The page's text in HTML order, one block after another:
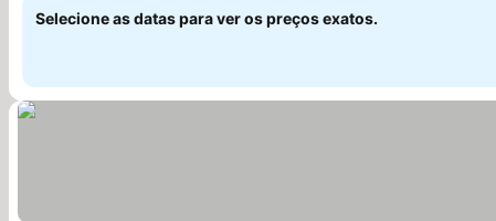
Selecione as datas para ver os preços exatos.